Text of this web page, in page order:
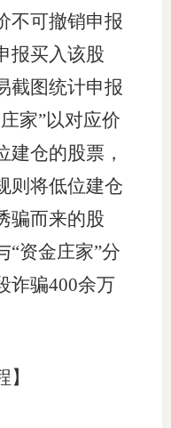
不可撤销申报
报买入该股
截图统计申报
家”以对应价
建仓的股票，
则将低位建仓
骗而来的股
“资金庄家”分
诈骗400余万